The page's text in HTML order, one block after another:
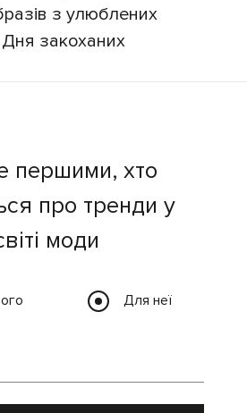
з улюблених
Дня закоханих
першими, хто
про тренди у
моди
Для неї